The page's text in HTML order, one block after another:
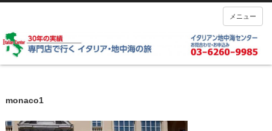
メニュー
monaco1